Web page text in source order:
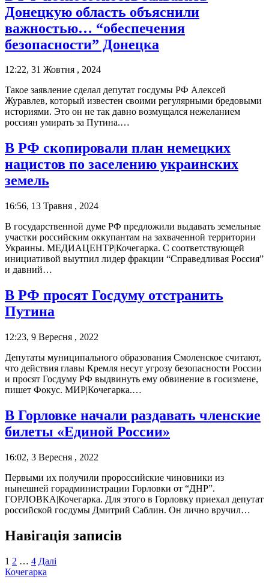
Донецкую область объяснили
важностью… “обеспечения
безопасности” Донецка
12:22, 31 Жовтня , 2024
Такое заявление сделал депутат госдумы РФ Алексей
Журавлев, который известен своими регулярными бредовыми
историями. Это он не так давно возмущался нежеланием
россиян умирать за Путина.…
В РФ скопировали план немецких
нацистов по заселению украинских
земель
16:56, 13 Травня , 2024
В государственной думе РФ предложили выдавать земельные
участки российским оккупантам на захваченной территории
Украины. МЕДИАЦЕНТР|Кочегарка. С соответствующей
инициативой выутпил лидер фракции “Справедливая Россия”
и давний…
В РФ просят Госдуму отстранить
Путина
12:23, 9 Вересня , 2022
Депутаты муниципального образования Смоленское считают,
что действия главы Кремля несут угрозу безопасности России
и просят Госдуму РФ выдвинуть ему обвинение в госизмене,
пишет Фокус. МИР|Кочегарка.…
В Горловке начали раздавать членские
билеты «Единой России»
16:02, 3 Вересня , 2022
Первыми их получили пророссийские чиновники из
нынешней горадминистрации Горловки от “ДНР”.
ГОРЛОВКА|Кочегарка. Для этого в Горловку приехал депутат
российской госдумы Дмитрий Саблин. Он лично вручил…
Навігація записів
1 2 … 4 Далі
Кочегарка